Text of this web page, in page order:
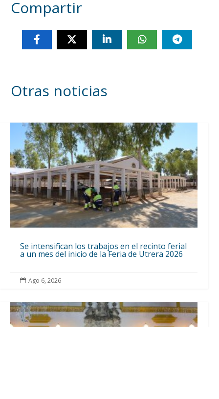
Compartir
Otras noticias
Se intensifican los trabajos en el recinto ferial
a un mes del inicio de la Feria de Utrera 2026
 Ago 6, 2026